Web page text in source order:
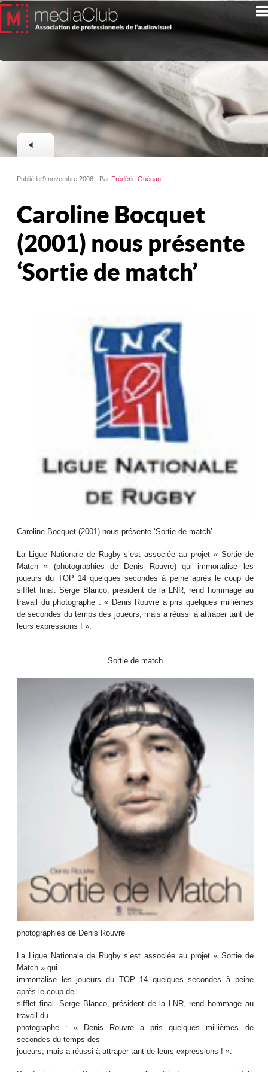
Publié le 9 novembre 2006 - Par Frédéric Guégan
Caroline Bocquet
(2001) nous présente
‘Sortie de match’
Caroline Bocquet (2001) nous présente ‘Sortie de match’
La Ligue Nationale de Rugby s’est associée au projet « Sortie de
Match » (photographies de Denis Rouvre) qui immortalise les
joueurs du TOP 14 quelques secondes à peine après le coup de
sifflet final. Serge Blanco, président de la LNR, rend hommage au
travail du photographe : « Denis Rouvre a pris quelques millièmes
de secondes du temps des joueurs, mais a réussi à attraper tant de
leurs expressions ! ».
Sortie de match
photographies de Denis Rouvre
La Ligue Nationale de Rugby s’est associée au projet « Sortie de
Match » qui
immortalise les joueurs du TOP 14 quelques secondes à peine
après le coup de
sifflet final. Serge Blanco, président de la LNR, rend hommage au
travail du
photographe : « Denis Rouvre a pris quelques millièmes de
secondes du temps des
joueurs, mais a réussi à attraper tant de leurs expressions ! ».